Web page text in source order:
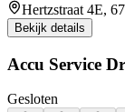
Hertzstraat 4E,
Bekijk details
Accu Service
Gesloten